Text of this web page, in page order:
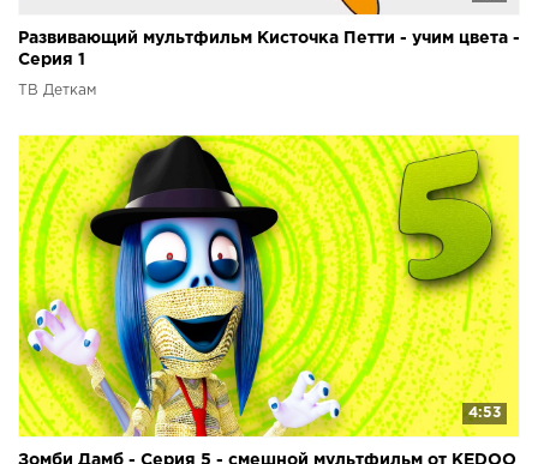
Развивающий мультфильм Кисточка Петти - учим цвета -
Серия 1
ТВ Деткам
4:53
Зомби Дамб - Серия 5 - смешной мультфильм от KEDOO